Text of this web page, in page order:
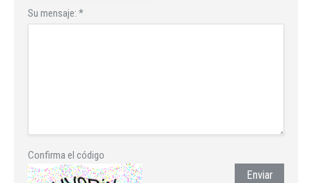
Su mensaje: *
Confirma el código
Enviar